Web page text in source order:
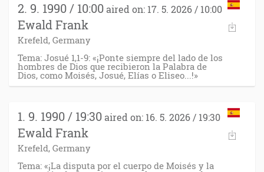
2. 9. 1990 / 10:00 aired on: 17. 5. 2026 / 10:00
Ewald Frank
Krefeld, Germany
Tema: Josué 1,1-9: «¡Ponte siempre del lado de los
hombres de Dios que recibieron la Palabra de
Dios, como Moisés, Josué, Elías o Eliseo...!»
1. 9. 1990 / 19:30 aired on: 16. 5. 2026 / 19:30
Ewald Frank
Krefeld, Germany
Tema: «¡La disputa por el cuerpo de Moisés y la